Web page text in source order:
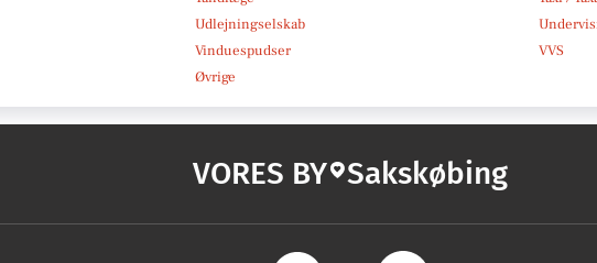
Udlejningselskab
Vinduespudser
VVS
Øvrige
VORES BY Sakskøbing